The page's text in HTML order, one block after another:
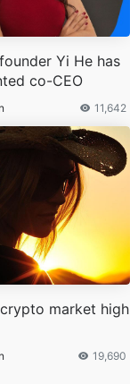
Yi He has
co-CEO
11,642
crypto market high
19,690